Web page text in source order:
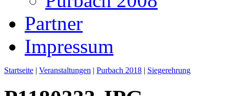
Partner
Impressum
Startseite | Veranstaltungen | Purbach 2018 | Siegerehrung